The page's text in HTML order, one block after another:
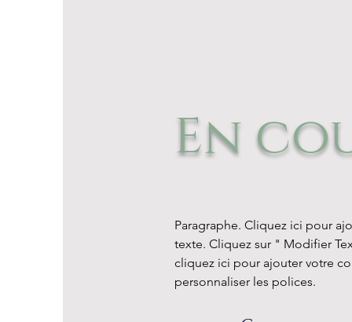
En
Paragraphe. Cliquez ici pour
texte. Cliquez sur " Modifier
cliquez ici pour ajouter votre
personnaliser les polices.